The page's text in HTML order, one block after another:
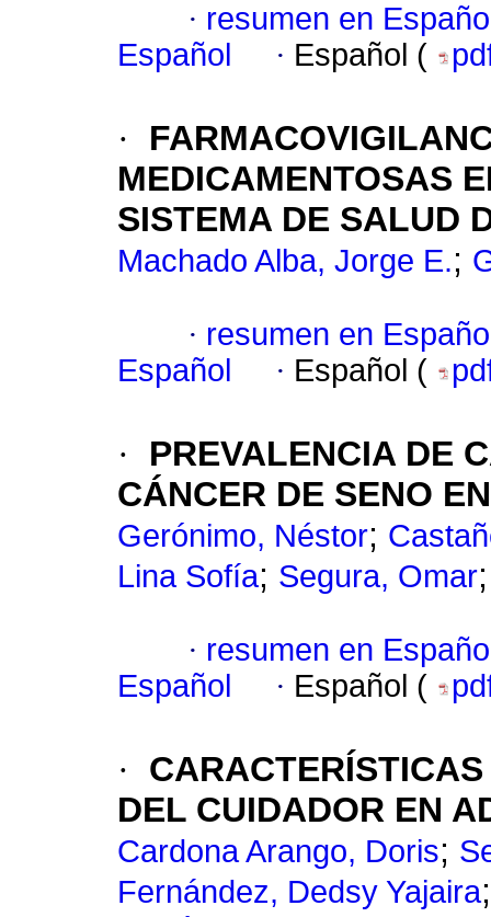
· resumen en
Español
· Español (
·
MEDICAMENTOSAS
SISTEMA DE SALUD
Machado Alba, Jorge E.;
· resumen en
Español
· Español (
·
PREVALENCIA DE
CÁNCER DE SENO
Gerónimo, Néstor;
Lina Sofía; Segura, Omar
· resumen en
Español
· Español (
·
DEL CUIDADOR EN
Cardona Arango, Doris;
Fernández, Dedsy Yajaira